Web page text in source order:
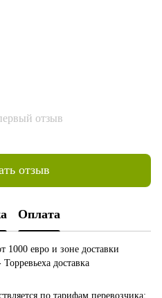
отзыв
отзыв
Оплата
1000 евро и зоне доставки
доставка
по тарифам перевозчика: